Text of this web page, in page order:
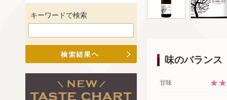
味のバランス
甘味
キーワードで検索